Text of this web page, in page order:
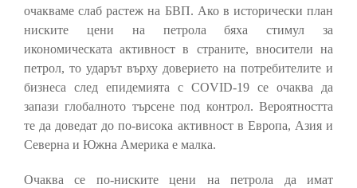
очакваме слаб растеж на БВП. Ако в исторически план
ниските цени на петрола бяха стимул за
икономическата активност в страните, вносители на
петрол, то ударът върху доверието на потребителите и
бизнеса след епидемията с COVID-19 се очаква да
запази глобалното търсене под контрол. Вероятността
те да доведат до по-висока активност в Европа, Азия и
Северна и Южна Америка е малка.
Очаква се по-ниските цени на петрола да имат